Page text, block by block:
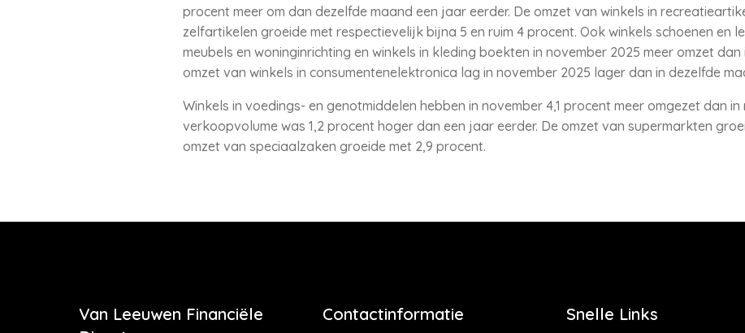
procent meer om dan dezelfde maand een jaar eerder. De omzet van winkels in
zelfartikelen groeide met respectievelijk bijna 5 en ruim 4 procent. Ook winkels schoenen en
meubels en woninginrichting en winkels in kleding boekten in november 2025 meer omzet dan
omzet van winkels in consumentenelektronica lag in november 2025 lager dan in dezelfde
Winkels in voedings- en genotmiddelen hebben in november 4,1 procent meer omgezet dan in
verkoopvolume was 1,2 procent hoger dan een jaar eerder. De omzet van supermarkten
omzet van speciaalzaken groeide met 2,9 procent.
Van Leeuwen Financiële
Contactinformatie Snelle Links